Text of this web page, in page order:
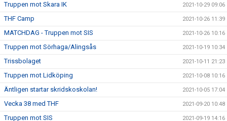
Truppen mot Skara IK 2021-10-29 09:06
THF Camp 2021-10-26 11:39
MATCHDAG - Truppen mot SIS 2021-10-26 10:16
Truppen mot Sörhaga/Alingsås 2021-10-19 10:34
Trissbolaget 2021-10-11 21:23
Truppen mot Lidköping 2021-10-08 10:16
Äntligen startar skridskoskolan! 2021-10-05 17:04
Vecka 38 med THF 2021-09-20 10:48
Truppen mot SIS 2021-09-19 14:16